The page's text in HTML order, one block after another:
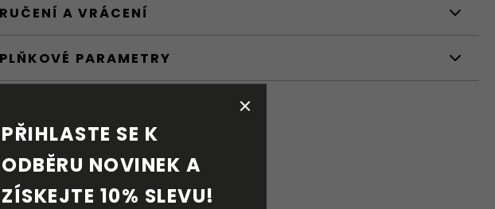
A VRÁCENÍ
PARAMETRY
PŘIHLASTE SE K
ODBĚRU NOVINEK A
ZÍSKEJTE 10% SLEVU!